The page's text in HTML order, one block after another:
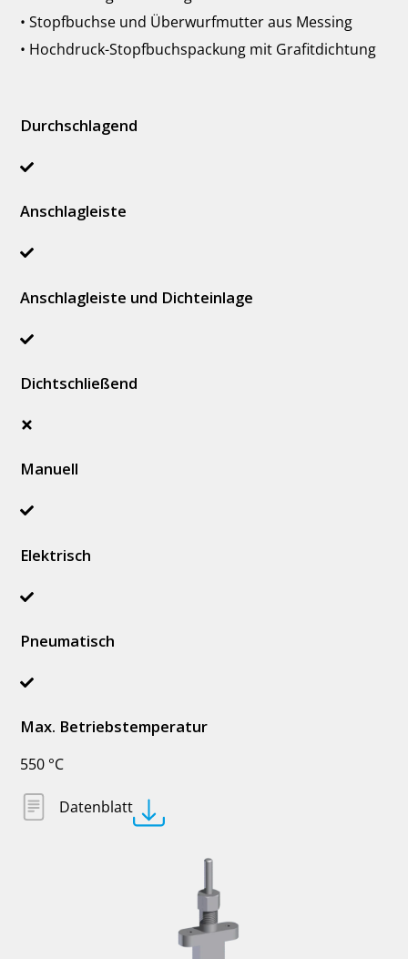
• Stopfbuchse und Überwurfmutter aus Messing
• Hochdruck-Stopfbuchspackung mit Grafitdichtung
Durchschlagend
Anschlagleiste
Anschlagleiste und Dichteinlage
Dichtschließend
Manuell
Elektrisch
Pneumatisch
Max. Betriebstemperatur
550 °C
Datenblatt